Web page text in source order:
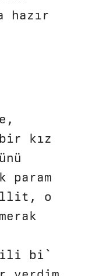
hazır
kız
param
o
bi`